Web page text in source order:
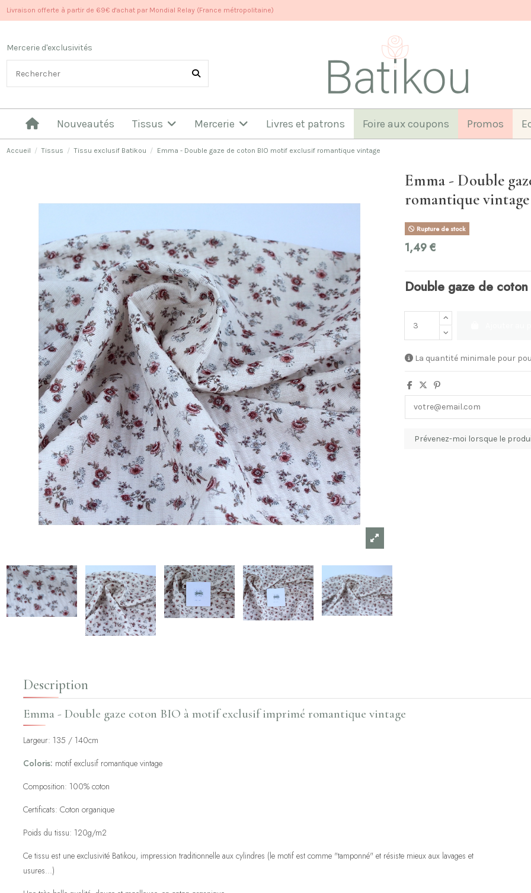
Livraison offerte à partir de 69€ d'achat par Mondial Relay (France métropolitaine)
Mercerie d'exclusivités
Nouveautés Tissus Mercerie Livres et patrons Foire aux coupons Promos
Accueil Tissus Tissu exclusif Batikou Emma - Double gaze de coton BIO motif exclusif romantique vintage
Emma - Double
romantique vintage
Rupture de stock
1,49 €
Double gaze de
La quantité minimale pour
Description
Emma - Double gaze coton BIO à motif exclusif imprimé romantique vintage
Largeur: 135 / 140cm
Coloris: motif exclusif romantique vintage
Composition: 100% coton
Certificats: Coton organique
Poids du tissu: 120g/m2
Ce tissu est une exclusivité Batikou, impression traditionnelle aux cylindres (le motif est comme "tamponné" et résiste mieux aux lavages et
usures...)